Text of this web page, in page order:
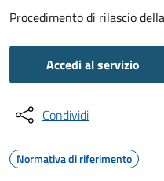
Procedimento di rilascio
Accedi al servizio
Condividi
Normativa di riferimento